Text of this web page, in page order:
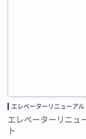
エレベーターリニューアル
エレベーターリニュ
ト